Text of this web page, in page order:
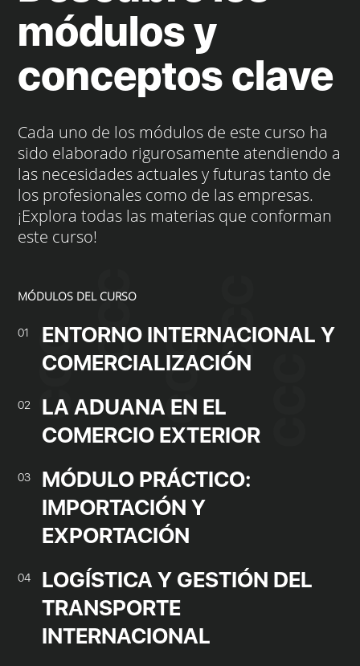
módulos y
conceptos clave
Cada uno de los módulos de este curso ha
sido elaborado rigurosamente atendiendo a
las necesidades actuales y futuras tanto de
los profesionales como de las empresas.
¡Explora todas las materias que conforman
este curso!
MÓDULOS DEL CURSO
01
ENTORNO INTERNACIONAL Y
COMERCIALIZACIÓN
02
LA ADUANA EN EL
COMERCIO EXTERIOR
03
MÓDULO PRÁCTICO:
IMPORTACIÓN Y
EXPORTACIÓN
04
LOGÍSTICA Y GESTIÓN DEL
TRANSPORTE
INTERNACIONAL